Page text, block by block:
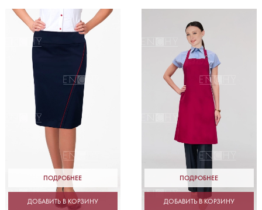
ПОДРОБНЕЕ
ДОБАВИТЬ В КОРЗИНУ
ПОДРОБНЕЕ
ДОБАВИТЬ В КОРЗИНУ